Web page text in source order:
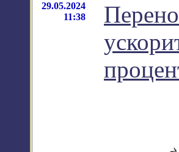
29.05.2024
11:38